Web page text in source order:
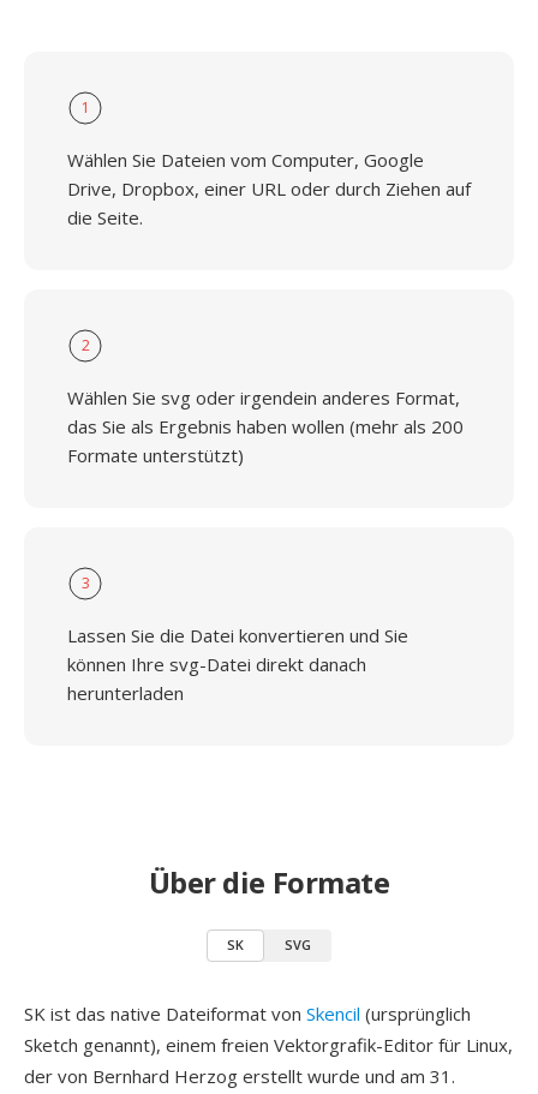
1
Wählen Sie Dateien vom Computer, Google
Drive, Dropbox, einer URL oder durch Ziehen auf
die Seite.
2
Wählen Sie svg oder irgendein anderes Format,
das Sie als Ergebnis haben wollen (mehr als 200
Formate unterstützt)
3
Lassen Sie die Datei konvertieren und Sie
können Ihre svg-Datei direkt danach
herunterladen
Über die Formate
SK SVG
SK ist das native Dateiformat von Skencil (ursprünglich
Sketch genannt), einem freien Vektorgrafik-Editor für Linux,
der von Bernhard Herzog erstellt wurde und am 31.